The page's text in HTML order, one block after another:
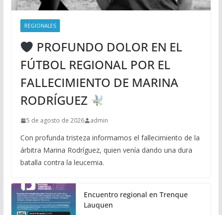
REGIONALES
PROFUNDO DOLOR EN EL
FÚTBOL REGIONAL POR EL
FALLECIMIENTO DE MARINA
RODRÍGUEZ
5 de agosto de 2026 admin
Con profunda tristeza informamos el fallecimiento de la
árbitra Marina Rodríguez, quien venía dando una dura
batalla contra la leucemia.
Encuentro regional en Trenque
Lauquen